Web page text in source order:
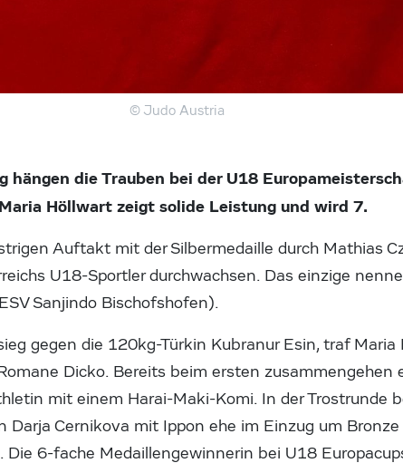
© Judo Austria
die Trauben bei der U18
Höllwart zeigt solide Leistung und wird 7.
Auftakt mit der Silbermedaille durch Mathias
U18-Sportler durchwachsen. Das einzige
Sanjindo Bischofshofen).
gegen die 120kg-Türkin Kubranur Esin, traf Maria
Dicko. Bereits beim ersten zusammengehen
mit einem Harai-Maki-Komi. In der Trostrunde
Darja Cernikova mit Ippon ehe im Einzug um
Die 6-fache Medaillengewinnerin bei U18